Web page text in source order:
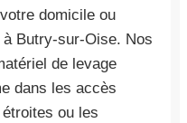
domicile ou
Butry-sur-Oise. Nos
de levage
dans les accès
ou les